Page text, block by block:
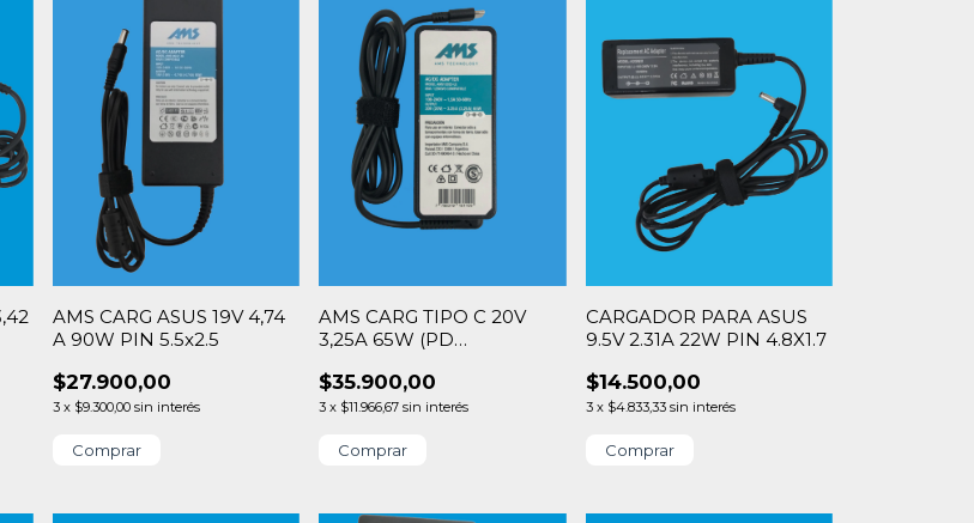
AMS CARG ASUS 19V 4,74
A 90W PIN 5.5x2.5
$27.900,00
3 x $9.300,00 sin interés
AMS CARG TIPO C 20V
3,25A 65W (PD
$35.900,00
3 x $11.966,67 sin interés
CARGADOR PARA ASUS
9.5V 2.31A 22W PIN 4.8X1.7
$14.500,00
3 x $4.833,33 sin interés